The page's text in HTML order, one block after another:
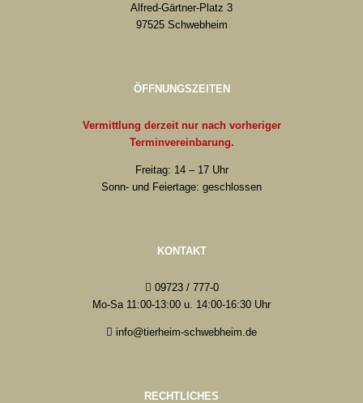
Alfred-Gärtner-Platz 3
97525 Schwebheim
ÖFFNUNGSZEITEN
Vermittlung derzeit nur nach vorheriger
Terminvereinbarung.
Freitag: 14 – 17 Uhr
Sonn- und Feiertage: geschlossen
KONTAKT
09723 / 777-0
Mo-Sa 11:00-13:00 u. 14:00-16:30 Uhr
info@tierheim-schwebheim.de
RECHTLICHES